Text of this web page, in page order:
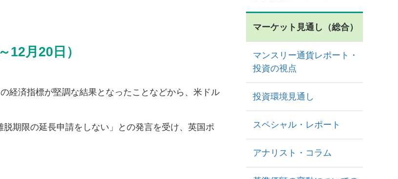
12月20日）
経済指標が堅調な結果となったことなどから、米ドル
期限の延長申請をしない」との発言を受け、英国ポ
マーケット見通し（総合）
マンスリー通貨レポート・
投資の視点
投資環境見通し
スペシャル・レポート
アナリスト・コラム